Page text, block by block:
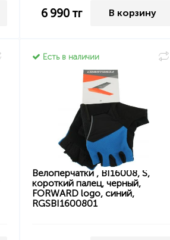
6 990тг В корзину
Есть в наличии
Велоперчатки , BI16008, S,
короткий палец, черный,
FORWARD logo, синий,
RGSBI1600801